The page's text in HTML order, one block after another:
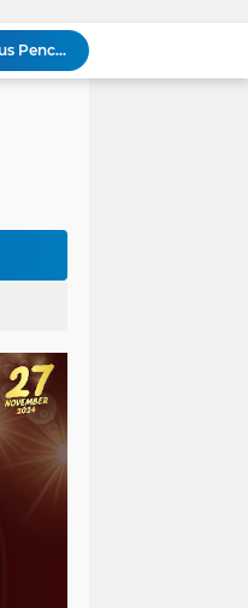
Sidang Praperadilan, Hakim Tegaskan Penetapan Tersangka Kasus Pencabulan Anak di Buol Sah Secara Hukum
Kejati Sulteng Geledah Kantor UPP Kolonodale, Sita Dokumen dan Barang Bukti Elektronik Kasus Nikel PT. Cocoman
‎Jatam Dorong Propam Turun, Penanganan PETI Polres Parimo Jadi Pertanyaan Publik ‎